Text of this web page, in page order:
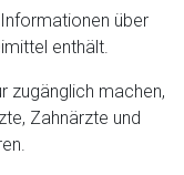
über
enthält.
zugänglich machen,
Zahnärzte und